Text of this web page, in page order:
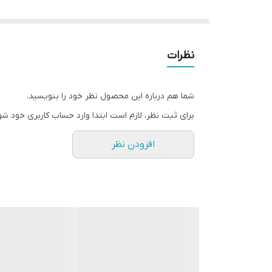
نظرات
شما هم درباره این محصول نظر خود را بنویسید.
برای ثبت نظر، لازم است ابتدا وارد حساب کاربری خود
افزودن نظر